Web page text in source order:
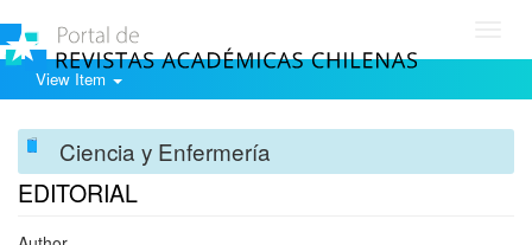
View Item
Ciencia y Enfermería
EDITORIAL